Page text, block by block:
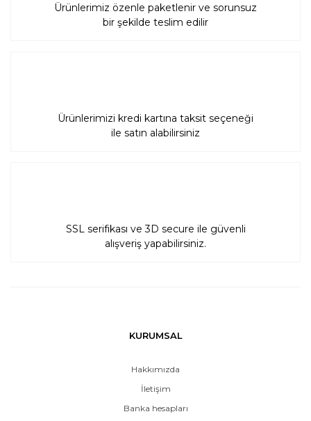
Ürünlerimiz özenle paketlenir ve sorunsuz
bir şekilde teslim edilir
Ürünlerimizi kredi kartına taksit seçeneği
ile satın alabilirsiniz
SSL serifikası ve 3D secure ile güvenli
alışveriş yapabilirsiniz.
KURUMSAL
Hakkımızda
İletişim
Banka hesapları